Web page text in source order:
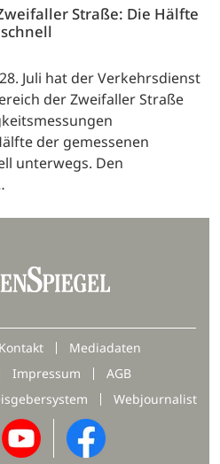
Straße: Die Hälfte
Juli hat der Verkehrsdienst
der Zweifaller Straße
der gemessenen
unterwegs. Den
Kontakt
Mediadaten
Impressum
AGB
Webjournalist